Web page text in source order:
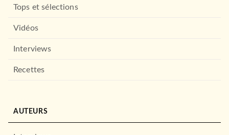
Phyllis Dorothy James
Tops et sélections
Vidéos
Interviews
Recettes
AUTEURS